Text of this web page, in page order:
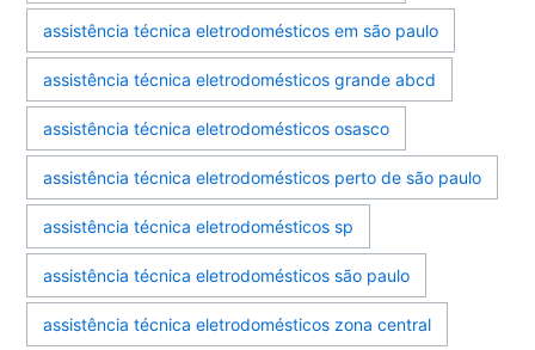
assistência técnica eletrodomésticos em são paulo
assistência técnica eletrodomésticos grande abcd
assistência técnica eletrodomésticos osasco
assistência técnica eletrodomésticos perto de são paulo
assistência técnica eletrodomésticos sp
assistência técnica eletrodomésticos são paulo
assistência técnica eletrodomésticos zona central